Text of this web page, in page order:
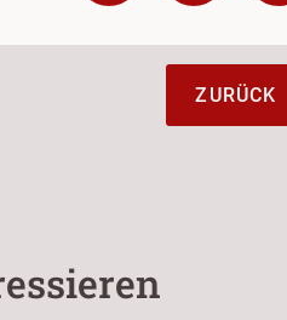
ZURÜCK